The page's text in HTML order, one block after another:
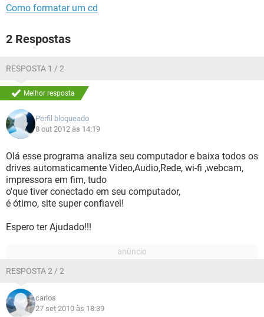
Como formatar um cd
2 Respostas
RESPOSTA 1 / 2
Melhor resposta
Perfil bloqueado
8 out 2012 às 14:19
Olá esse programa analiza seu computador e baixa todos os
drives automaticamente Video,Audio,Rede, wi-fi ,webcam,
impressora em fim, tudo
o'que tiver conectado em seu computador,
é ótimo, site super confiavel!
Espero ter Ajudado!!!
RESPOSTA 2 / 2
carlos
27 set 2010 às 18:39